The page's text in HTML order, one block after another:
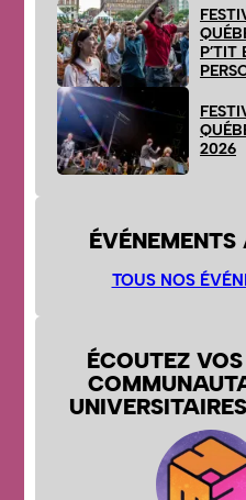
P’TIT
2026
TOUS NOS
ÉCOUTEZ